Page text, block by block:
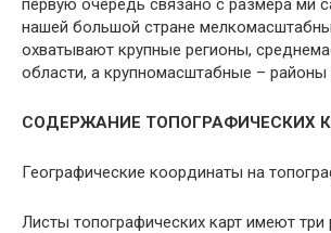
первую очередь связано с размера ми
нашей большой стране
охватывают крупные регионы,
области, а крупномасштабные – районы
СОДЕРЖАНИЕ ТОПОГРАФИЧЕСКИХ
Географические координаты на
Листы топографических карт имеют